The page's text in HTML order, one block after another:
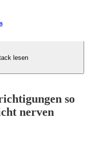
lesen
so
nerven